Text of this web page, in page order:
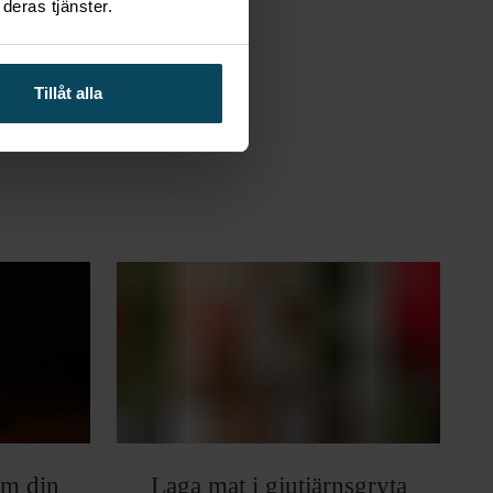
tjänster.
Tillåt alla
din
Laga mat i gjutjärnsgryta